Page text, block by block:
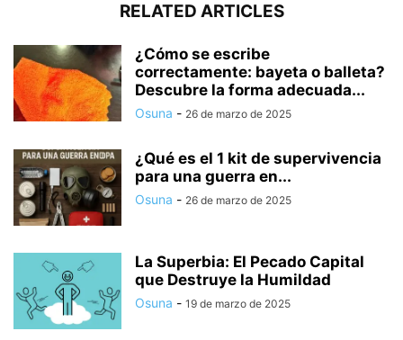
RELATED ARTICLES
¿Cómo se escribe
correctamente: bayeta o balleta?
Descubre la forma adecuada...
Osuna - 26 de marzo de 2025
¿Qué es el 1 kit de supervivencia
para una guerra en...
Osuna - 26 de marzo de 2025
La Superbia: El Pecado Capital
que Destruye la Humildad
Osuna - 19 de marzo de 2025